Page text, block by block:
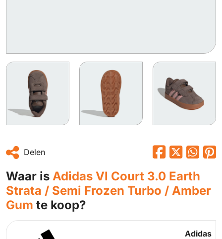
Delen
Waar is Adidas Vl Court 3.0 Earth
Strata / Semi Frozen Turbo / Amber
Gum te koop?
Adidas